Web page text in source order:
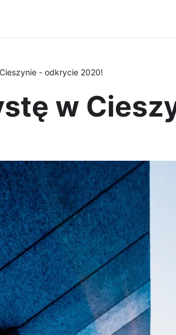
- odkrycie 2020!
w